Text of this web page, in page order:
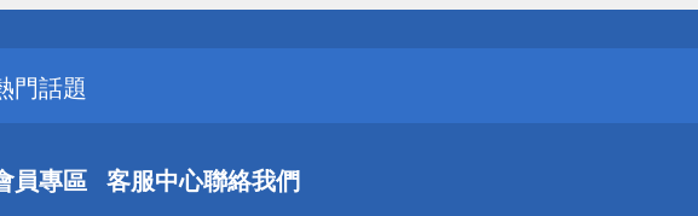
騙網頁！請小心！
獎公告
門話題
行優惠
騙網頁！請小心！
員專區 客服中心聯絡我們